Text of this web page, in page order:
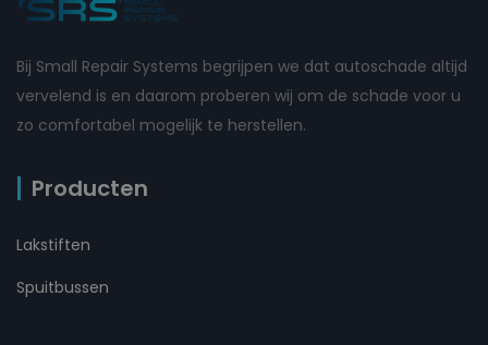
Bij Small Repair Systems begrijpen we dat autoschade altijd
vervelend is en daarom proberen wij om de schade voor u
zo comfortabel mogelijk te herstellen.
Producten
Lakstiften
Spuitbussen